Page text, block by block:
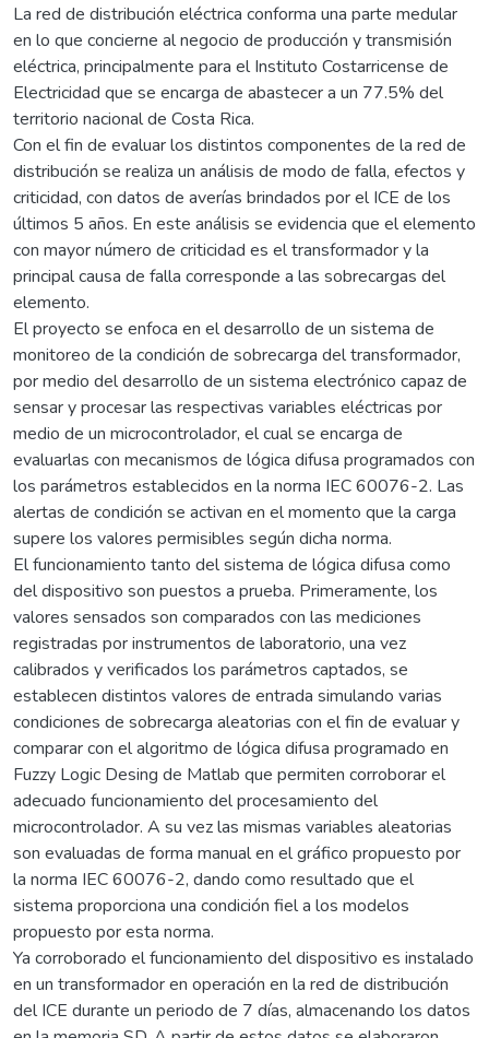
La red de distribución eléctrica conforma una parte medular
en lo que concierne al negocio de producción y transmisión
eléctrica, principalmente para el Instituto Costarricense de
Electricidad que se encarga de abastecer a un 77.5% del
territorio nacional de Costa Rica.
Con el fin de evaluar los distintos componentes de la red de
distribución se realiza un análisis de modo de falla, efectos y
criticidad, con datos de averías brindados por el ICE de los
últimos 5 años. En este análisis se evidencia que el elemento
con mayor número de criticidad es el transformador y la
principal causa de falla corresponde a las sobrecargas del
elemento.
El proyecto se enfoca en el desarrollo de un sistema de
monitoreo de la condición de sobrecarga del transformador,
por medio del desarrollo de un sistema electrónico capaz de
sensar y procesar las respectivas variables eléctricas por
medio de un microcontrolador, el cual se encarga de
evaluarlas con mecanismos de lógica difusa programados con
los parámetros establecidos en la norma IEC 60076-2. Las
alertas de condición se activan en el momento que la carga
supere los valores permisibles según dicha norma.
El funcionamiento tanto del sistema de lógica difusa como
del dispositivo son puestos a prueba. Primeramente, los
valores sensados son comparados con las mediciones
registradas por instrumentos de laboratorio, una vez
calibrados y verificados los parámetros captados, se
establecen distintos valores de entrada simulando varias
condiciones de sobrecarga aleatorias con el fin de evaluar y
comparar con el algoritmo de lógica difusa programado en
Fuzzy Logic Desing de Matlab que permiten corroborar el
adecuado funcionamiento del procesamiento del
microcontrolador. A su vez las mismas variables aleatorias
son evaluadas de forma manual en el gráfico propuesto por
la norma IEC 60076-2, dando como resultado que el
sistema proporciona una condición fiel a los modelos
propuesto por esta norma.
Ya corroborado el funcionamiento del dispositivo es instalado
en un transformador en operación en la red de distribución
del ICE durante un periodo de 7 días, almacenando los datos